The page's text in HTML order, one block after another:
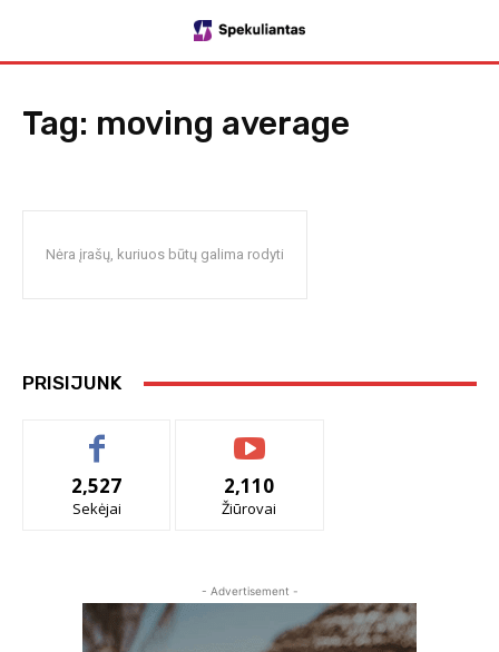
Tag: moving average
Nėra įrašų, kuriuos būtų galima rodyti
PRISIJUNK
2,527
Sekėjai
2,110
Žiūrovai
- Advertisement -